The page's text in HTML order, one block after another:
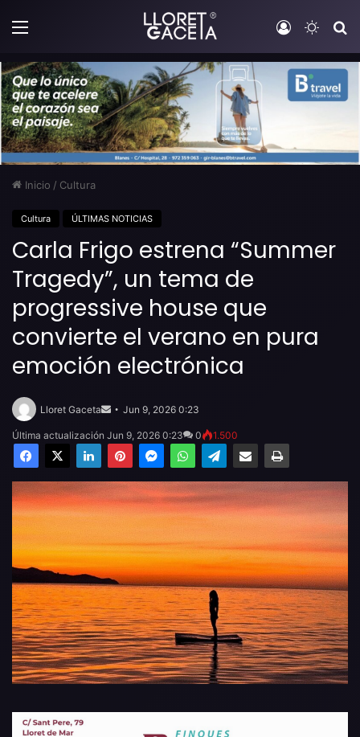
Menú Iniciar
Inicio / Cultura
Cultura ÚLTIMAS NOTICIAS
Carla Frigo estrena “Summer
Tragedy”, un tema de
progressive house que
convierte el verano en pura
emoción electrónica
Lloret Gaceta
email
Jun 9, 2026 0:23
Última actualización Jun 9, 2026 0:23 0 1.500
Facebook
X LinkedInPinterestMessengerWhatsAppTelegramCompartir por email Imprimir